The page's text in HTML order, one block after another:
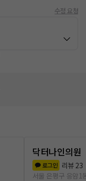
수정 요청
닥터나인의원
로그인 리뷰 23
서울 은평구 응암1